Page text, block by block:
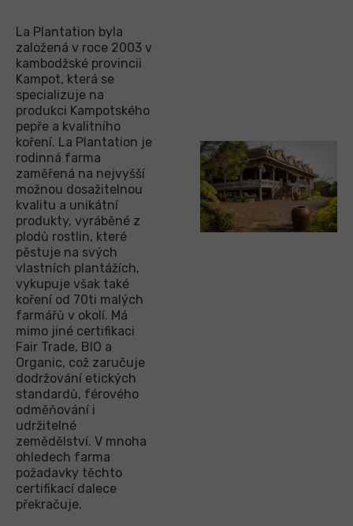
La Plantation byla
založená v roce 2003 v
kambodžské provincii
Kampot, která se
specializuje na
produkci Kampotského
pepře a kvalitního
koření. La Plantation je
rodinná farma
zaměřená na nejvyšší
možnou dosažitelnou
kvalitu a unikátní
produkty, vyráběné z
plodů rostlin, které
pěstuje na svých
vlastních plantážích,
vykupuje však také
koření od 70ti malých
farmářů v okolí. Má
mimo jiné certifikaci
Fair Trade, BIO a
Organic, což zaručuje
dodržování etických
standardů, férového
odměňování i
udržitelné
zemědělství. V mnoha
ohledech farma
požadavky těchto
certifikací dalece
překračuje.